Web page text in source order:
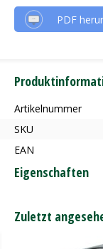
PDF
Artikelnummer
SKU
EAN
Eigenschaften
Zuletzt